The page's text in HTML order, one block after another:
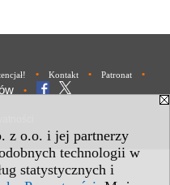
z o.o. i jej partnerzy
technologii w
statystycznych i
• Kontakt • Patronat •
•